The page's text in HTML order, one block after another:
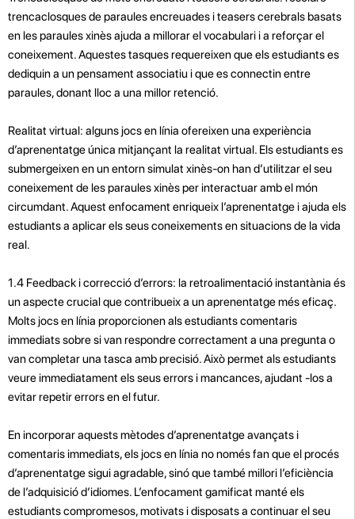
trencaclosques de paraules encreuades i teasers cerebrals basats
en les paraules xinès ajuda a millorar el vocabulari i a reforçar el
coneixement. Aquestes tasques requereixen que els estudiants es
dediquin a un pensament associatiu i que es connectin entre
paraules, donant lloc a una millor retenció.
Realitat virtual: alguns jocs en línia ofereixen una experiència
d’aprenentatge única mitjançant la realitat virtual. Els estudiants es
submergeixen en un entorn simulat xinès-on han d’utilitzar el seu
coneixement de les paraules xinès per interactuar amb el món
circumdant. Aquest enfocament enriqueix l’aprenentatge i ajuda els
estudiants a aplicar els seus coneixements en situacions de la vida
real.
1.4 Feedback i correcció d’errors: la retroalimentació instantània és
un aspecte crucial que contribueix a un aprenentatge més eficaç.
Molts jocs en línia proporcionen als estudiants comentaris
immediats sobre si van respondre correctament a una pregunta o
van completar una tasca amb precisió. Això permet als estudiants
veure immediatament els seus errors i mancances, ajudant -los a
evitar repetir errors en el futur.
En incorporar aquests mètodes d’aprenentatge avançats i
comentaris immediats, els jocs en línia no només fan que el procés
d’aprenentatge sigui agradable, sinó que també millori l’eficiència
de l’adquisició d’idiomes. L’enfocament gamificat manté els
estudiants compromesos, motivats i disposats a continuar el seu